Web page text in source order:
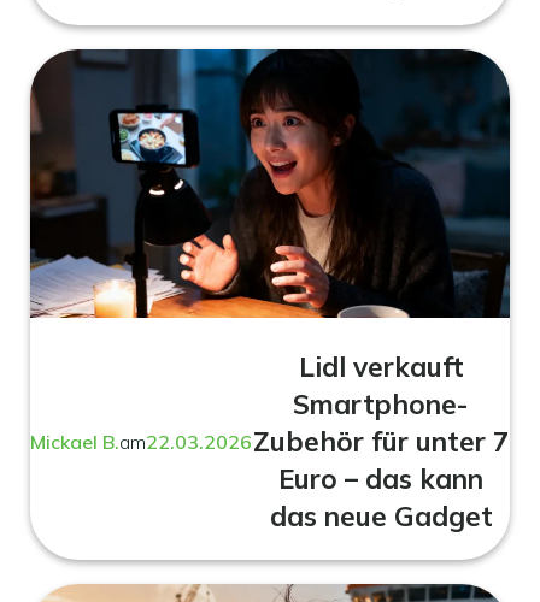
Mickael B.am22.03.2026
Lidl verkauft
Smartphone-
Zubehör für unter 7
Euro – das kann
das neue Gadget